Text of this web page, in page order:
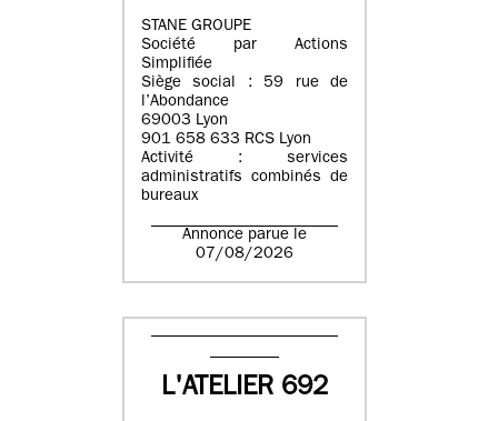
STANE GROUPE
Société par Actions
Simplifiée
Siège social : 59 rue de
l’Abondance
69003 Lyon
901 658 633 RCS Lyon
Activité : services
administratifs combinés de
bureaux
Annonce parue le
07/08/2026
L'ATELIER 692